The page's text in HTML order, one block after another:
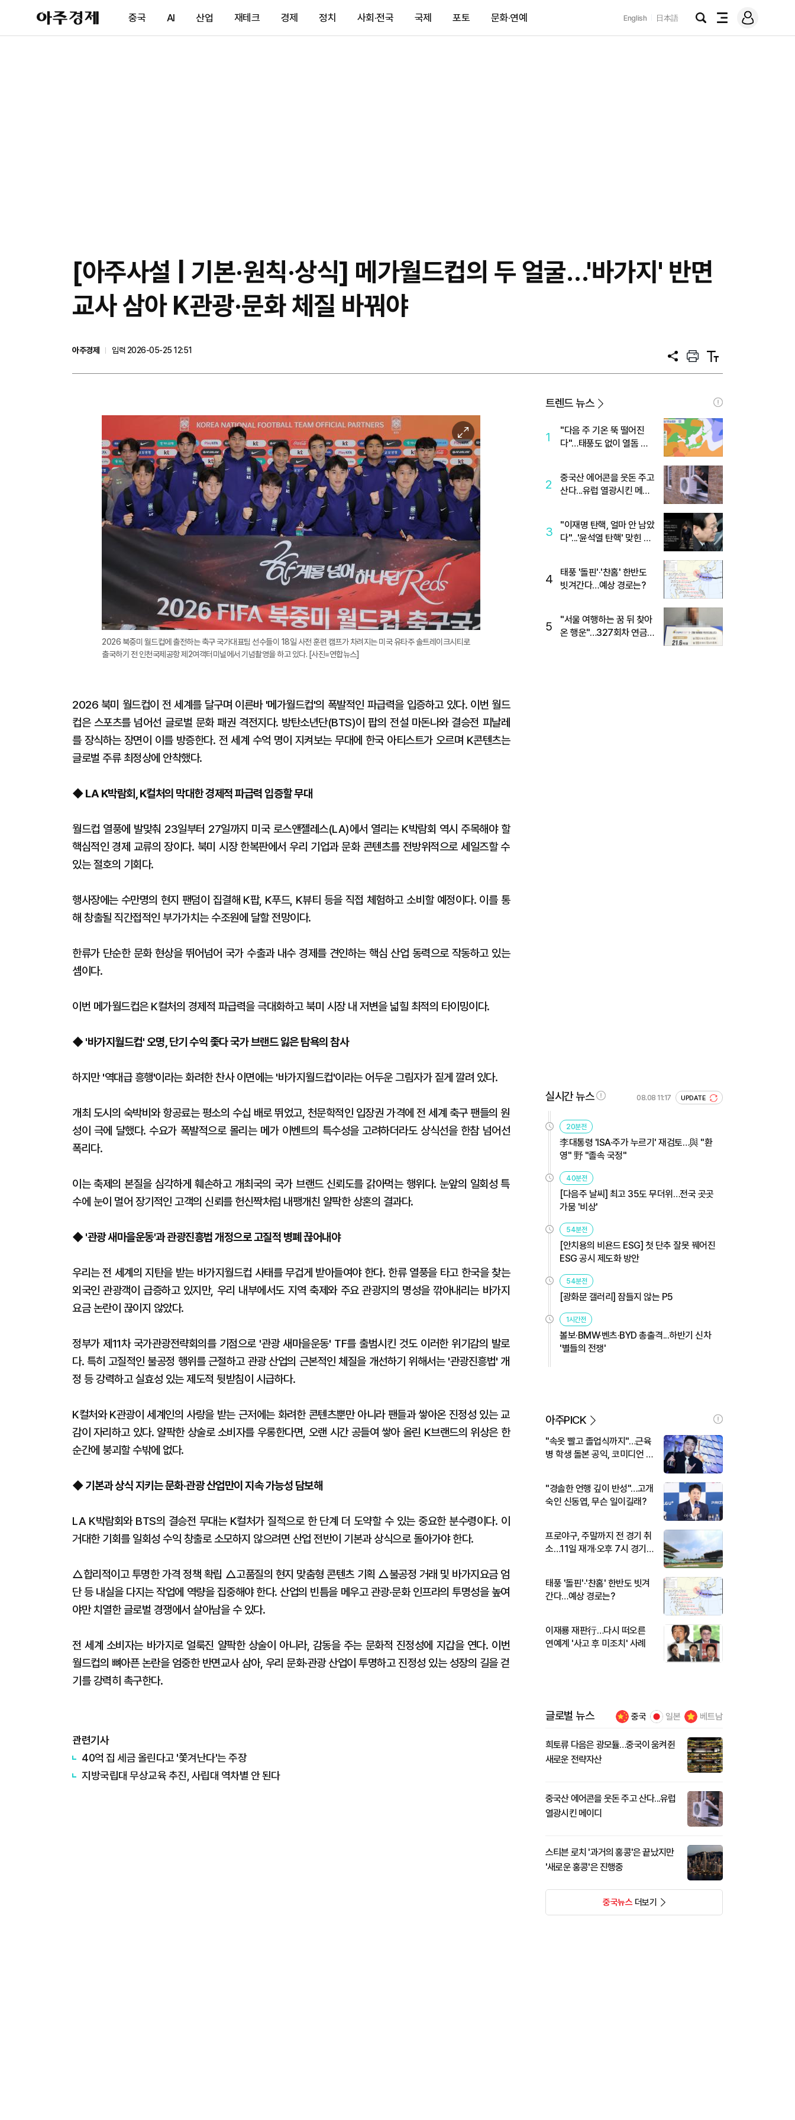
아
주
제
중국 AI 산업 재테크 경제 정치 사회·전국 국제 포토 문화·연예 English 日本語
검
전
메
그
[아주사설 | 기본·원칙·상식] 메가월드컵의 두 얼굴…'바가지' 반면
교사 삼아 K관광·문화 체질 바꿔야
아주경제
입력 2026-05-25 12:51
공
프
트
텍
트
이
미
지
확
대
2026 북중미 월드컵에 출전하는 축구 국가대표팀 선수들이 18일 사전 훈련 캠프가 차려지는 미국 유타주 솔트레이크시티로
출국하기 전 인천국제공항 제2여객터미널에서 기념촬영을 하고 있다. [사진=연합뉴스]
2026 북미 월드컵이 전 세계를 달구며 이른바 '메가월드컵'의 폭발적인 파급력을 입증하고 있다. 이번 월드
컵은 스포츠를 넘어선 글로벌 문화 패권 격전지다. 방탄소년단(BTS)이 팝의 전설 마돈나와 결승전 피날레
를 장식하는 장면이 이를 방증한다. 전 세계 수억 명이 지켜보는 무대에 한국 아티스트가 오르며 K콘텐츠는
글로벌 주류 최정상에 안착했다.
​◆ LA K박람회, K컬처의 막대한 경제적 파급력 입증할 무대
​월드컵 열풍에 발맞춰 23일부터 27일까지 미국 로스앤젤레스(LA)에서 열리는 K박람회 역시 주목해야 할
핵심적인 경제 교류의 장이다. 북미 시장 한복판에서 우리 기업과 문화 콘텐츠를 전방위적으로 세일즈할 수
있는 절호의 기회다.
행사장에는 수만명의 현지 팬덤이 집결해 K팝, K푸드, K뷰티 등을 직접 체험하고 소비할 예정이다. 이를 통
해 창출될 직간접적인 부가가치는 수조원에 달할 전망이다.
한류가 단순한 문화 현상을 뛰어넘어 국가 수출과 내수 경제를 견인하는 핵심 산업 동력으로 작동하고 있는
셈이다.
이번 메가월드컵은 K컬처의 경제적 파급력을 극대화하고 북미 시장 내 저변을 넓힐 최적의 타이밍이다.
​◆ '바가지월드컵' 오명, 단기 수익 좇다 국가 브랜드 잃은 탐욕의 참사
​하지만 '역대급 흥행'이라는 화려한 찬사 이면에는 '바가지월드컵'이라는 어두운 그림자가 짙게 깔려 있다.
개최 도시의 숙박비와 항공료는 평소의 수십 배로 뛰었고, 천문학적인 입장권 가격에 전 세계 축구 팬들의 원
성이 극에 달했다. 수요가 폭발적으로 몰리는 메가 이벤트의 특수성을 고려하더라도 상식선을 한참 넘어선
폭리다.
이는 축제의 본질을 심각하게 훼손하고 개최국의 국가 브랜드 신뢰도를 갉아먹는 행위다. 눈앞의 일회성 특
수에 눈이 멀어 장기적인 고객의 신뢰를 헌신짝처럼 내팽개친 얄팍한 상혼의 결과다.
◆ '관광 새마을운동'과 관광진흥법 개정으로 고질적 병폐 끊어내야
​우리는 전 세계의 지탄을 받는 바가지월드컵 사태를 무겁게 받아들여야 한다. 한류 열풍을 타고 한국을 찾는
외국인 관광객이 급증하고 있지만, 우리 내부에서도 지역 축제와 주요 관광지의 명성을 깎아내리는 바가지
요금 논란이 끊이지 않았다.
정부가 제11차 국가관광전략회의를 기점으로 '관광 새마을운동' TF를 출범시킨 것도 이러한 위기감의 발로
다. 특히 고질적인 불공정 행위를 근절하고 관광 산업의 근본적인 체질을 개선하기 위해서는 '관광진흥법' 개
정 등 강력하고 실효성 있는 제도적 뒷받침이 시급하다.
K컬처와 K관광이 세계인의 사랑을 받는 근저에는 화려한 콘텐츠뿐만 아니라 팬들과 쌓아온 진정성 있는 교
감이 자리하고 있다. 얄팍한 상술로 소비자를 우롱한다면, 오랜 시간 공들여 쌓아 올린 K브랜드의 위상은 한
순간에 붕괴할 수밖에 없다.
◆ 기본과 상식 지키는 문화·관광 산업만이 지속 가능성 담보해
​LA K박람회와 BTS의 결승전 무대는 K컬처가 질적으로 한 단계 더 도약할 수 있는 중요한 분수령이다. 이
거대한 기회를 일회성 수익 창출로 소모하지 않으려면 산업 전반이 기본과 상식으로 돌아가야 한다.
​△합리적이고 투명한 가격 정책 확립 △고품질의 현지 맞춤형 콘텐츠 기획 △불공정 거래 및 바가지요금 엄
단 등 내실을 다지는 작업에 역량을 집중해야 한다. 산업의 빈틈을 메우고 관광·문화 인프라의 투명성을 높여
야만 치열한 글로벌 경쟁에서 살아남을 수 있다.
전 세계 소비자는 바가지로 얼룩진 얄팍한 상술이 아니라, 감동을 주는 문화적 진정성에 지갑을 연다. 이번
월드컵의 뼈아픈 논란을 엄중한 반면교사 삼아, 우리 문화·관광 산업이 투명하고 진정성 있는 성장의 길을 걷
기를 강력히 촉구한다.
관련기사
40억 집 세금 올린다고 '쫓겨난다'는 주장
지방국립대 무상교육 추진, 사립대 역차별 안 된다
트렌드 뉴스
1
"다음 주 기온 뚝 떨어진
다"…태풍도 없이 열돔 박
2
중국산 에어콘을 웃돈 주고
산다...유럽 열광시킨 메이
3
"이재명 탄핵, 얼마 안 남았
다"...'윤석열 탄핵' 맞힌 무
4
태풍 '돌핀'·'찬홈' 한반도
빗겨간다…예상 경로는?
5
"서울 여행하는 꿈 뒤 찾아
온 행운"…327회차 연금
실시간 뉴스 08.08 11:17 UPDATE
20분전
李대통령 'ISA·주가 누르기' 재검토…與 "환
영" 野 "졸속 국정"
40분전
[다음주 날씨] 최고 35도 무더위…전국 곳곳
가뭄 '비상'
54분전
[안치용의 비욘드 ESG] 첫 단추 잘못 꿰어진
ESG 공시 제도화 방안
54분전
[광화문 갤러리] 잠들지 않는 P5
1시간전
볼보·BMW·벤츠·BYD 총출격...하반기 신차
'별들의 전쟁'
아주PICK
"속옷 빨고 졸업식까지"…근육
병 학생 돌본 공익, 코미디언 김
"경솔한 언행 깊이 반성"…고개
숙인 신동엽, 무슨 일이길래?
프로야구, 주말까지 전 경기 취
소…11일 재개·오후 7시 경기
태풍 '돌핀'·'찬홈' 한반도 빗겨
간다…예상 경로는?
이재룡 재판行…다시 떠오른
연예계 '사고 후 미조치' 사례
글로벌 뉴스 중국 일본 베트남
희토류 다음은 광모듈…중국이 움켜쥔
새로운 전략자산
중국산 에어콘을 웃돈 주고 산다...유럽
열광시킨 메이디
스티븐 로치 '과거의 홍콩'은 끝났지만
'새로운 홍콩'은 진행중
중국뉴스더보기